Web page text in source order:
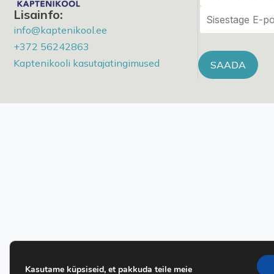
Lisainfo:
info@kaptenikool.ee
+372 56242863
Kaptenikooli kasutajatingimused
Kasutame küpsiseid, et pakkuda teile meie